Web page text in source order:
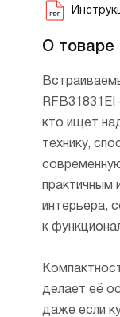
О товаре
кто ищет
технику,
практичным
интерьера,
к
делает её
даже если